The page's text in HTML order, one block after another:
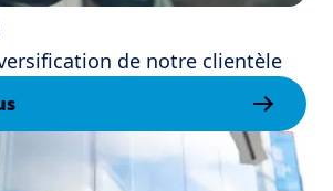
de notre clientèle